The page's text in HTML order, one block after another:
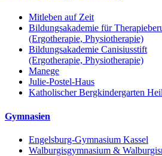
Mitleben auf Zeit
Bildungsakademie für
(Ergotherapie, Physiotherapie)
Bildungsakademie Canisiusstift
(Ergotherapie, Physiotherapie)
Manege
Julie-Postel-Haus
Katholischer Bergkindergarten
Gymnasien
Engelsburg-Gymnasium Kassel
Walburgisgymnasium &